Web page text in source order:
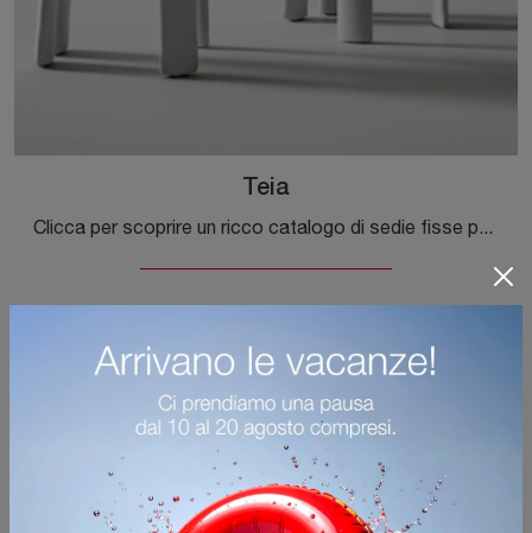
Teia
Clicca per scoprire un ricco catalogo di sedie fisse per stanze design: il modello Teia di Bonaldo ti aspetta!